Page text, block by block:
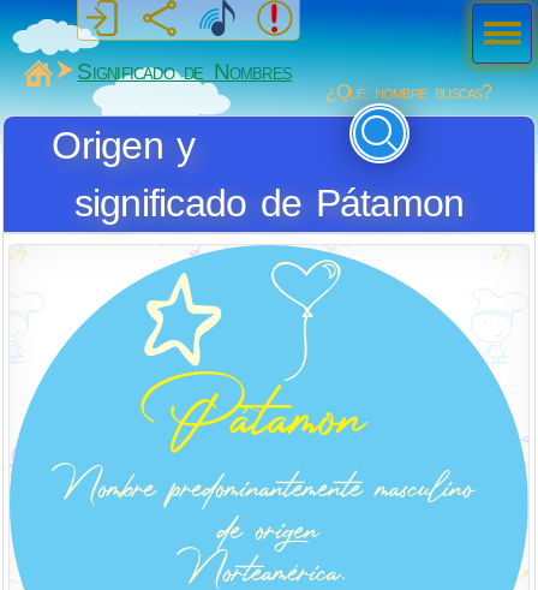
MiSabueso
Significado de Nombres
¿Qué nombre buscas?
Origen y
significado de Pátamon
Men
ú